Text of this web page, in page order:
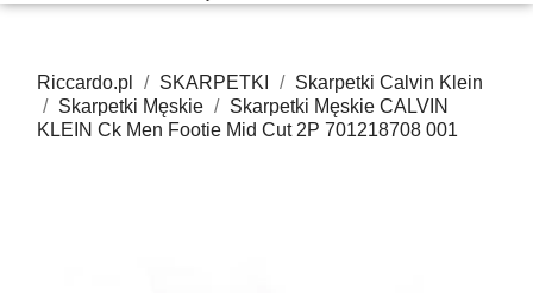
Riccardo.pl SKARPETKI
Skarpetki Calvin Klein
Skarpetki Męskie
Skarpetki Męskie CALVIN
KLEIN Ck Men Footie Mid Cut 2P 701218708 001